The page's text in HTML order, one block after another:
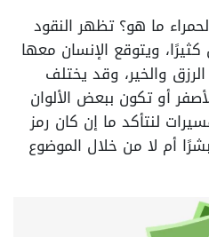
ما هو؟ تظهر النقود
ويتوقع الإنسان معها
والخير، وقد يختلف
أو تكون ببعض الألوان
لنتأكد ما إن كان رمز
أم لا من خلال الموضوع